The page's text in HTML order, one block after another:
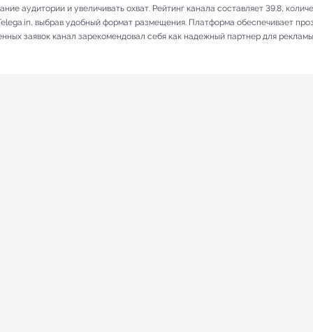
аудитории и увеличивать охват. Рейтинг канала составляет 39.8,
выбрав удобный формат размещения. Платформа обеспечивает
заявок канал зарекомендовал себя как надежный партнер для